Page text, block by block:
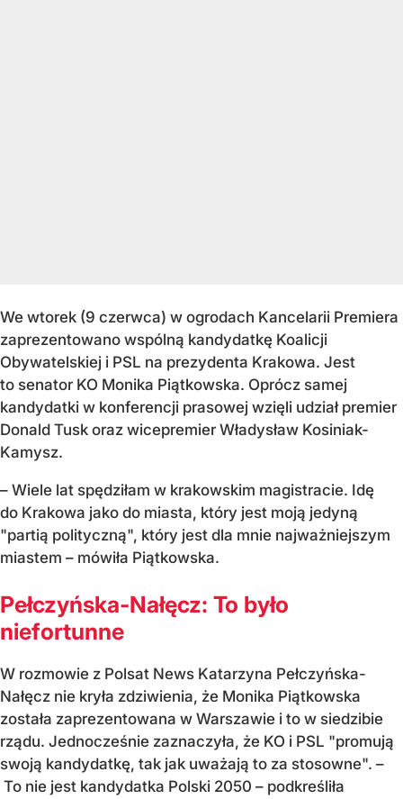
We wtorek (9 czerwca) w ogrodach Kancelarii Premiera
zaprezentowano wspólną kandydatkę Koalicji
Obywatelskiej i PSL na prezydenta Krakowa. Jest
to senator KO Monika Piątkowska. Oprócz samej
kandydatki w konferencji prasowej wzięli udział premier
Donald Tusk oraz wicepremier Władysław Kosiniak-
Kamysz.
– Wiele lat spędziłam w krakowskim magistracie. Idę
do Krakowa jako do miasta, który jest moją jedyną
"partią polityczną", który jest dla mnie najważniejszym
miastem – mówiła Piątkowska.
Pełczyńska-Nałęcz: To było
niefortunne
W rozmowie z Polsat News Katarzyna Pełczyńska-
Nałęcz nie kryła zdziwienia, że Monika Piątkowska
została zaprezentowana w Warszawie i to w siedzibie
rządu. Jednocześnie zaznaczyła, że KO i PSL "promują
swoją kandydatkę, tak jak uważają to za stosowne". –
To nie jest kandydatka Polski 2050 – podkreśliła